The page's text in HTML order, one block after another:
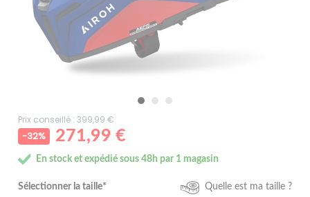
Prix conseillé : 399,99 €
-32%
271,99 €
En stock et expédié sous 48h par 1 magasin
Sélectionner la taille* Quelle est ma taille ?